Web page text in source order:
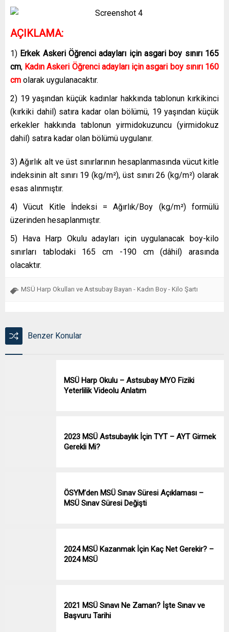
AÇIKLAMA:
1) Erkek Askeri Öğrenci adayları için asgari boy sınırı 165
cm, Kadın Askeri Öğrenci adayları için asgari boy sınırı 160
cm olarak uygulanacaktır.
2) 19 yaşından küçük kadınlar hakkında tablonun kırkikinci
(kırkiki dahil) satıra kadar olan bölümü, 19 yaşından küçük
erkekler hakkında tablonun yirmidokuzuncu (yirmidokuz
dahil) satıra kadar olan bölümü uygulanır.
3) Ağırlık alt ve üst sınırlarının hesaplanmasında vücut kitle
indeksinin alt sınırı 19 (kg/m²), üst sınırı 26 (kg/m²) olarak
esas alınmıştır.
4) Vücut Kitle İndeksi = Ağırlık/Boy (kg/m²) formülü
üzerinden hesaplanmıştır.
5) Hava Harp Okulu adayları için uygulanacak boy-kilo
sınırları tablodaki 165 cm -190 cm (dâhil) arasında
olacaktır.
MSÜ Harp Okulları ve Astsubay Bayan - Kadın Boy - Kilo Şartı
Benzer Konular
MSÜ Harp Okulu – Astsubay MYO Fiziki
Yeterlilik Videolu Anlatım
2023 MSÜ Astsubaylık İçin TYT – AYT Girmek
Gerekli Mi?
ÖSYM’den MSÜ Sınav Süresi Açıklaması –
MSÜ Sınav Süresi Değişti
2024 MSÜ Kazanmak İçin Kaç Net Gerekir? –
2024 MSÜ
2021 MSÜ Sınavı Ne Zaman? İşte Sınav ve
Başvuru Tarihi